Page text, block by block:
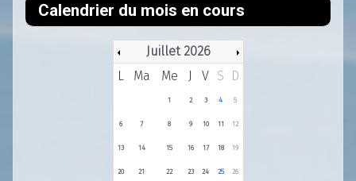
Calendrier du mois en cours
Juillet 2026
L
Ma Me J V S D
1 2 3 4 5
6 7 8 9 10 11 12
13 14 15 16 17 18 19
20 21 22 23 24 25 26